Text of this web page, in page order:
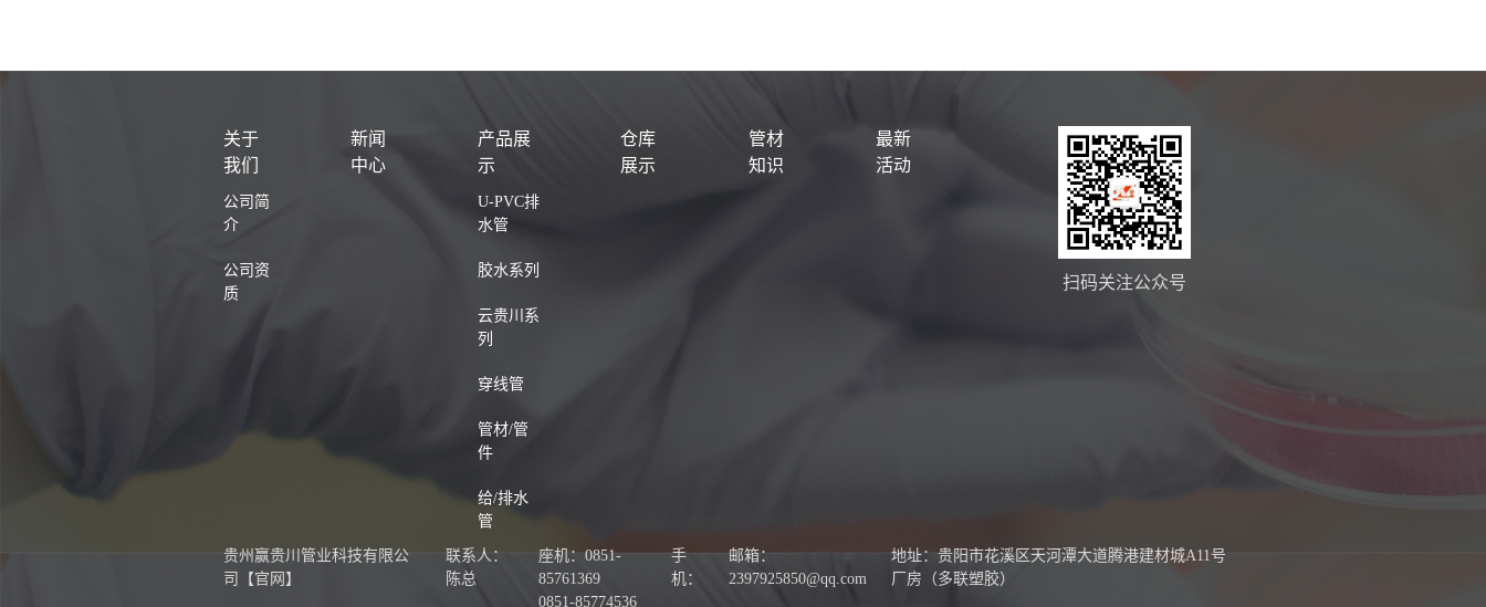
关于
我们
公司简
介
公司资
质
新闻
中心
产品展
示
U-PVC排
水管
胶水系列
云贵川系
列
穿线管
管材/管
件
给/排水
管
仓库
展示
管材
知识
最新
活动
扫码关注公众号
贵州赢贵川管业科技有限公
司【官网】
联系人：
陈总
座机：0851-
85761369
0851-85774536
手
机：
邮箱：
2397925850@qq.com
地址：贵阳市花溪区天河潭大道腾港建材城A11号
厂房（多联塑胶）